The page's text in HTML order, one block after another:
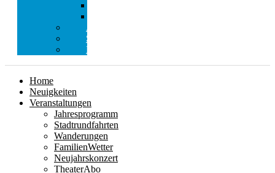
Ansprechpartner
Satzung
Mitglieder
Home
Neuigkeiten
Veranstaltungen
Jahresprogramm
Stadtrundfahrten
Wanderungen
FamilienWetter
Neujahrskonzert
TheaterAbo